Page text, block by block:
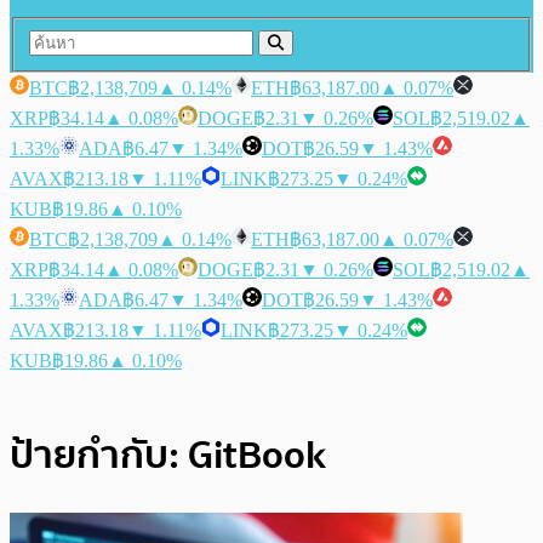
BTC฿2,138,709 ▲ 0.14% ETH฿63,187.00 ▲ 0.07%
XRP฿34.14 ▲ 0.08% DOGE฿2.31 ▼ 0.26% SOL฿2,519.02 ▲
1.33%
ADA฿6.47▼ 1.34% DOT฿26.59▼ 1.43%
AVAX฿213.18▼ 1.11% LINK฿273.25▼ 0.24%
KUB฿19.86 ▲ 0.10%
BTC฿2,138,709 ▲ 0.14% ETH฿63,187.00 ▲ 0.07%
XRP฿34.14 ▲ 0.08% DOGE฿2.31 ▼ 0.26% SOL฿2,519.02 ▲
1.33%
ADA฿6.47▼ 1.34% DOT฿26.59▼ 1.43%
AVAX฿213.18▼ 1.11% LINK฿273.25▼ 0.24%
KUB฿19.86 ▲ 0.10%
ป้ายกำกับ: GitBook